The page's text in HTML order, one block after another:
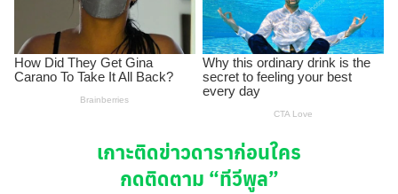
เกาะติดข่าวดาราก่อนใคร
กดติดตาม “ทีวีพูล”